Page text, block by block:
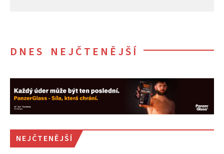
DNES NEJČTENĚJŠÍ
NEJČTENĚJŠÍ